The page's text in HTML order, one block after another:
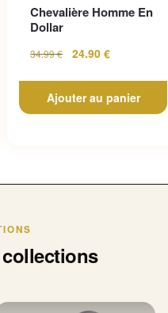
Chevalière Homme En
Dollar
34.99€ 24.90 €
Ajouter au panier